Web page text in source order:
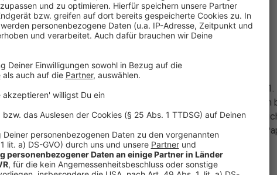
"Dass ich meinen Sohn nicht sehen kann, ärgert mich."
Seit elf Wochen ist Heuer nun Münsters Krisenmanager Nummer
Münsteranern bereits liebevoll "Captain Corona" genannt. Er sei
ANTENNE MÜNSTER-Interview. Aber das Einzige, "was mich
hat schulfrei, ist den ganzen Tag zuhause und wartet auf seinen
manchmal erst, wenn es schon wieder dunkel ist."